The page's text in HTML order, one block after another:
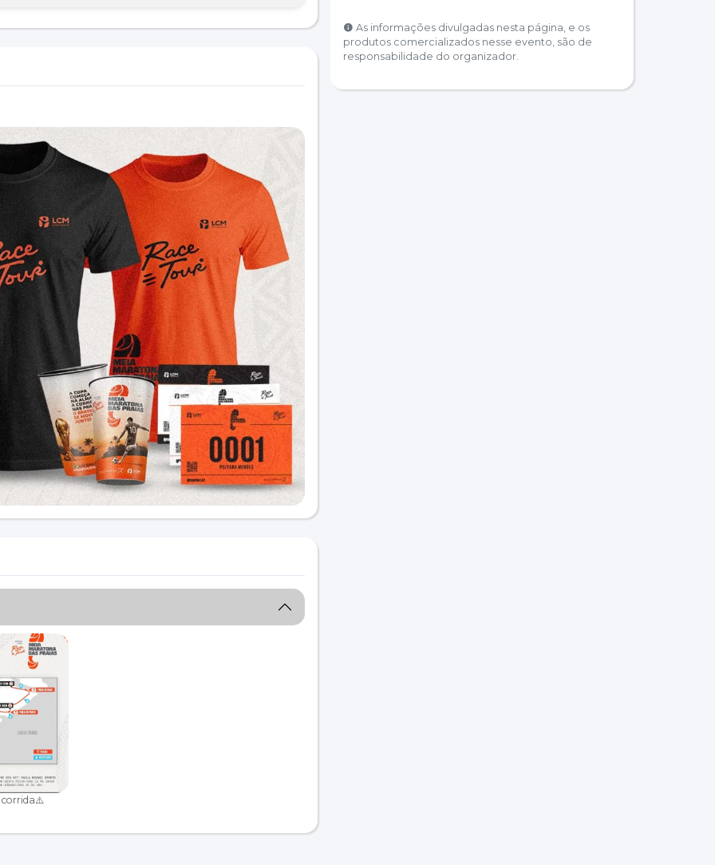
a premiação dobra!
8 pontos nos 21 km)
corrida⚠️
As informações divulgadas nesta página, e os
produtos comercializados nesse evento, são de
responsabilidade do organizador.